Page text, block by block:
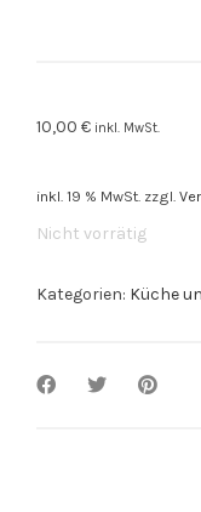
10,00 € inkl. MwSt.
inkl. 19 % MwSt. zzgl.
Nicht vorrätig
Kategorien: Küche